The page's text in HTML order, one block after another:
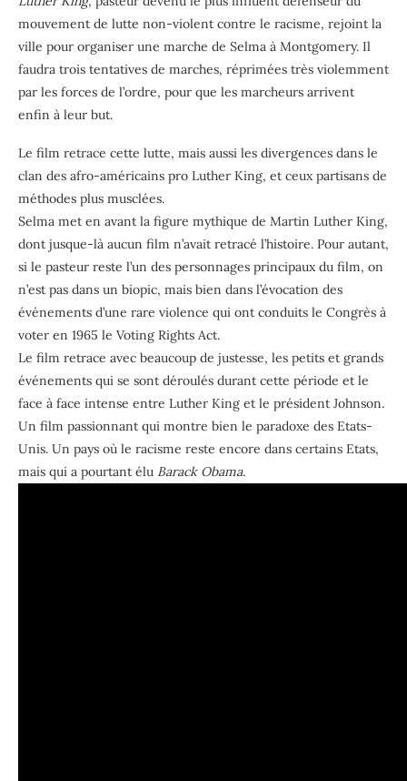
mouvement de lutte non-violent contre le racisme, rejoint la
ville pour organiser une marche de Selma à Montgomery. Il
faudra trois tentatives de marches, réprimées très violemment
par les forces de l’ordre, pour que les marcheurs arrivent
enfin à leur but.
Le film retrace cette lutte, mais aussi les divergences dans le
clan des afro-américains pro Luther King, et ceux partisans de
méthodes plus musclées.
Selma met en avant la figure mythique de Martin Luther King,
dont jusque-là aucun film n’avait retracé l’histoire. Pour autant,
si le pasteur reste l’un des personnages principaux du film, on
n’est pas dans un biopic, mais bien dans l’évocation des
événements d’une rare violence qui ont conduits le Congrès à
voter en 1965 le Voting Rights Act.
Le film retrace avec beaucoup de justesse, les petits et grands
événements qui se sont déroulés durant cette période et le
face à face intense entre Luther King et le président Johnson.
Un film passionnant qui montre bien le paradoxe des Etats-
Unis. Un pays où le racisme reste encore dans certains Etats,
mais qui a pourtant élu Barack Obama.